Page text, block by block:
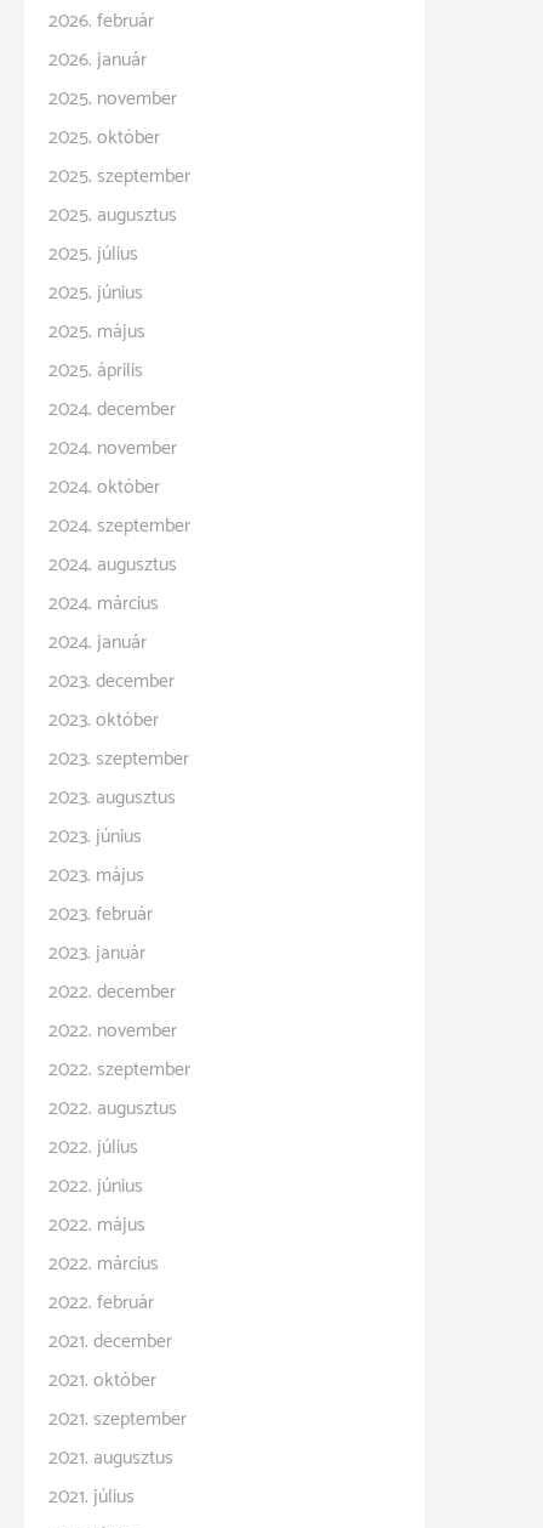
2026. február
2026. január
2025. november
2025. október
2025. szeptember
2025. augusztus
2025. július
2025. június
2025. május
2025. április
2024. december
2024. november
2024. október
2024. szeptember
2024. augusztus
2024. március
2024. január
2023. december
2023. október
2023. szeptember
2023. augusztus
2023. június
2023. május
2023. február
2023. január
2022. december
2022. november
2022. szeptember
2022. augusztus
2022. július
2022. június
2022. május
2022. március
2022. február
2021. december
2021. október
2021. szeptember
2021. augusztus
2021. július